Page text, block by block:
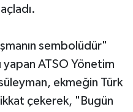
sembolüdür"
yapan ATSO Yönetim
ekmeğin Türk
çekerek, "Bugün